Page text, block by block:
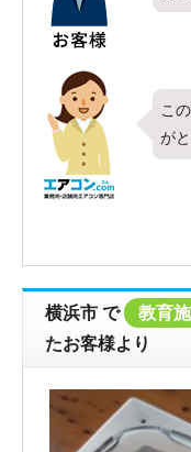
こ
が
頂
4
た
月
ら
よ
横浜市 で 教育
たお客様より